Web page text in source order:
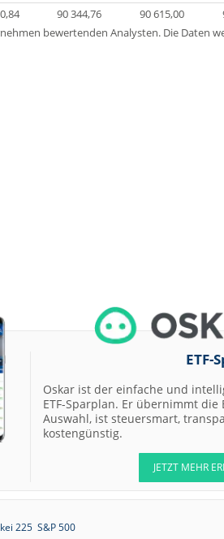
90 344,76 90 615,00
bewertenden Analysten. Die Daten
ETF-
Oskar ist der einfache und
ETF-Sparplan. Er übernimmt die
Auswahl, ist steuersmart,
kostengünstig.
JETZT MEHR
225 S&P 500